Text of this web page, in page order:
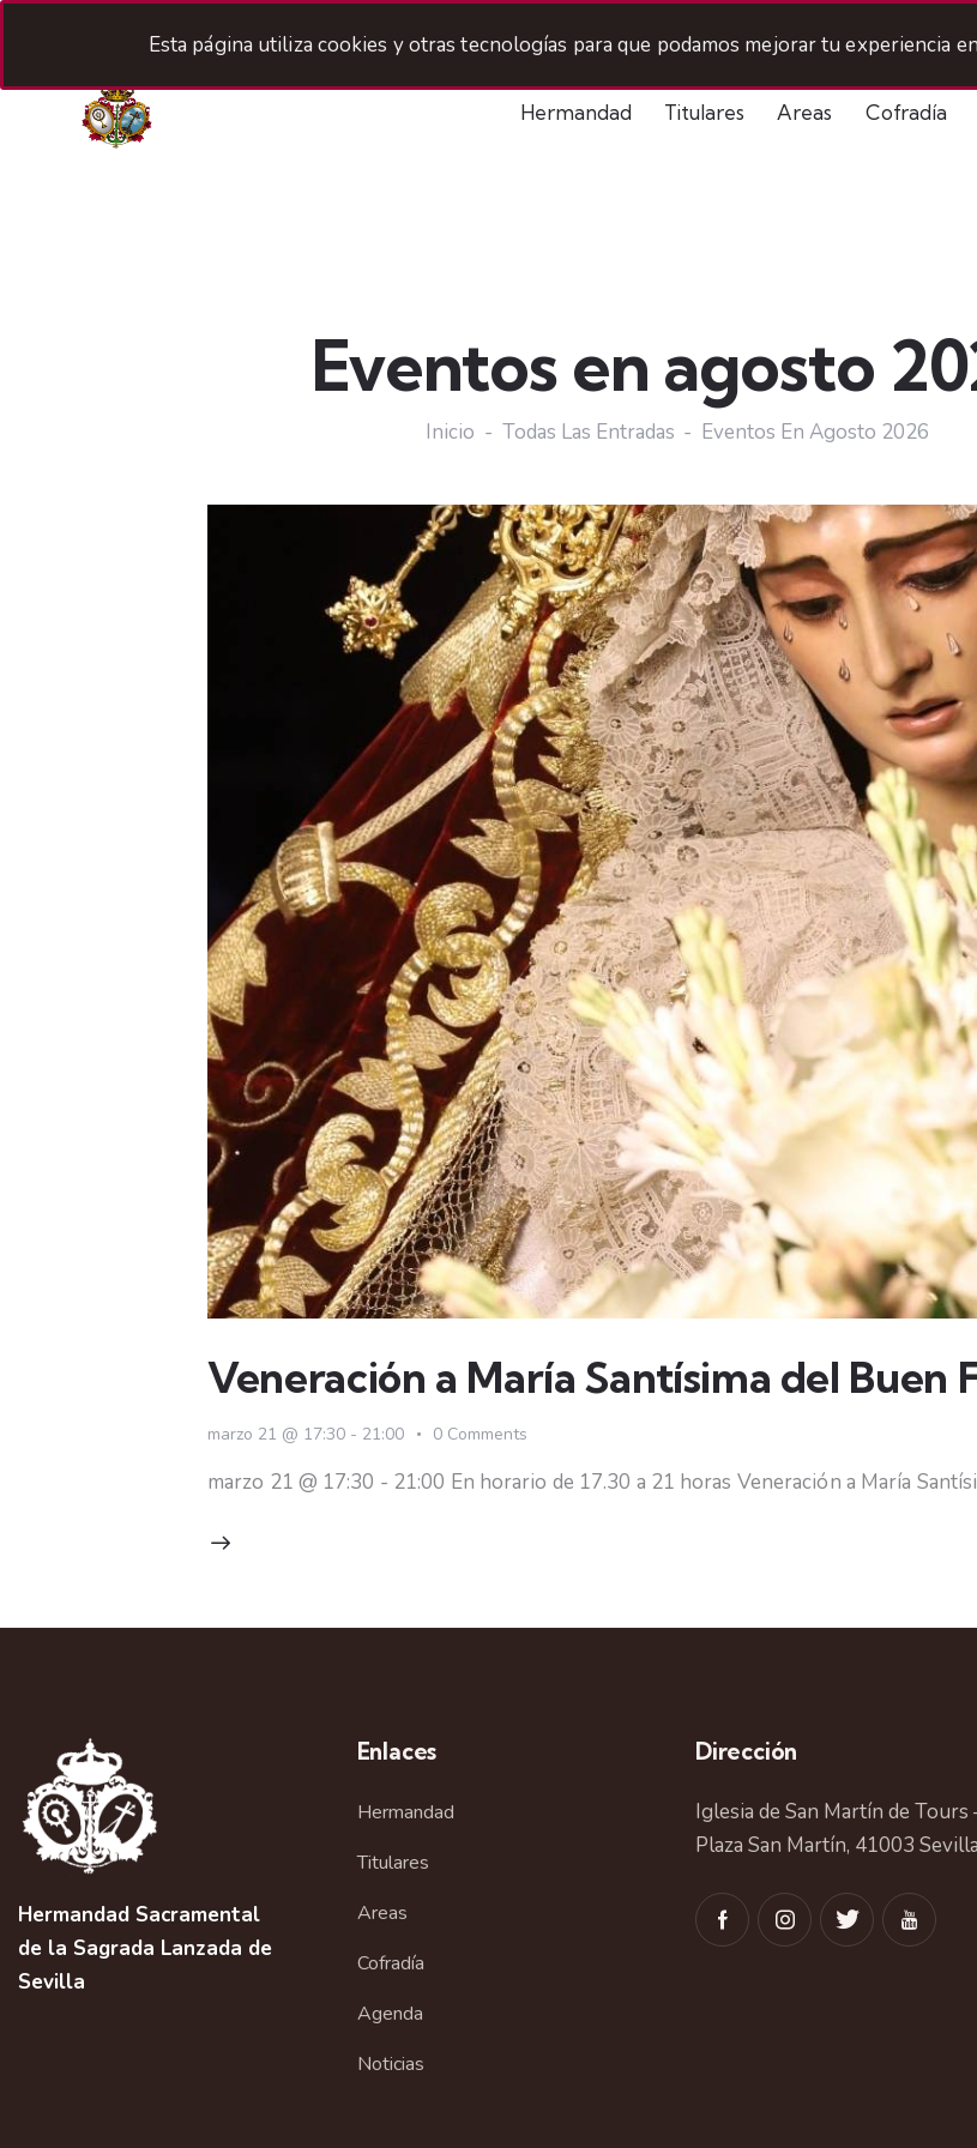
Hermandad Titulares Areas Cofradía
Eventos en agosto
Inicio Todas Las Entradas Eventos En Agosto 2026
Veneración a María Santísima del Buen
marzo 21 @ 17:30 - 21:00 0 Comments
marzo 21 @ 17:30 - 21:00 En horario de 17.30 a 21 horas Veneración a María
Hermandad Sacramental
de la Sagrada Lanzada de
Sevilla
Enlaces
Hermandad
Titulares
Areas
Cofradía
Agenda
Noticias
Dirección
Iglesia de San Martín de
Plaza San Martín, 41003 Sevilla
Esta página utiliza cookies y otras tecnologías para que podamos mejorar tu experiencia